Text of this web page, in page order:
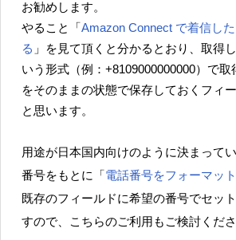
お勧めします。
やること「 Amazon Connect で着信し
る 」を見て頂くと分かるとおり、取得
いう形式（例：+8109000000000）で
をそのままの状態で保存しておくフィ
と思います。
用途が日本国内向けのように決まって
番号をもとに「 電話番号をフォーマッ
既存のフィールドに希望の番号でセッ
すので、こちらのご利用もご検討くださ